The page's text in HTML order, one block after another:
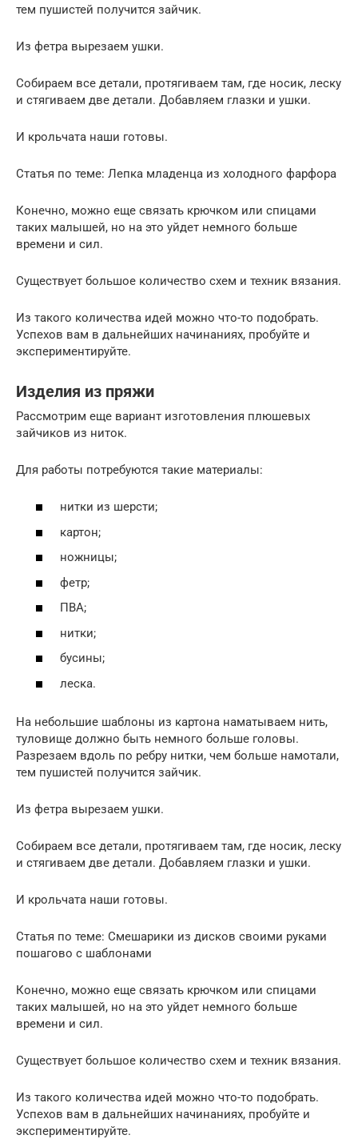
тем пушистей получится зайчик.
Из фетра вырезаем ушки.
Собираем все детали, протягиваем там, где носик, леску
и стягиваем две детали. Добавляем глазки и ушки.
И крольчата наши готовы.
Статья по теме: Лепка младенца из холодного фарфора
Конечно, можно еще связать крючком или спицами
таких малышей, но на это уйдет немного больше
времени и сил.
Существует большое количество схем и техник вязания.
Из такого количества идей можно что-то подобрать.
Успехов вам в дальнейших начинаниях, пробуйте и
экспериментируйте.
Изделия из пряжи
Рассмотрим еще вариант изготовления плюшевых
зайчиков из ниток.
Для работы потребуются такие материалы:
нитки из шерсти;
картон;
ножницы;
фетр;
ПВА;
нитки;
бусины;
леска.
На небольшие шаблоны из картона наматываем нить,
туловище должно быть немного больше головы.
Разрезаем вдоль по ребру нитки, чем больше намотали,
тем пушистей получится зайчик.
Из фетра вырезаем ушки.
Собираем все детали, протягиваем там, где носик, леску
и стягиваем две детали. Добавляем глазки и ушки.
И крольчата наши готовы.
Статья по теме: Смешарики из дисков своими руками
пошагово с шаблонами
Конечно, можно еще связать крючком или спицами
таких малышей, но на это уйдет немного больше
времени и сил.
Существует большое количество схем и техник вязания.
Из такого количества идей можно что-то подобрать.
Успехов вам в дальнейших начинаниях, пробуйте и
экспериментируйте.